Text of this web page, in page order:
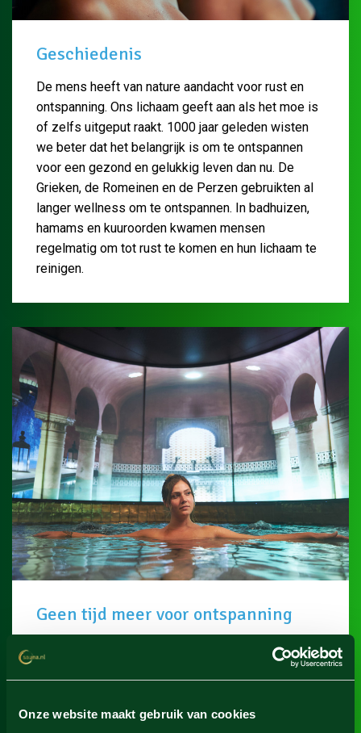
Onze website maakt gebruik van cookies
Geschiedenis
De mens heeft van nature aandacht voor rust en
ontspanning. Ons lichaam geeft aan als het moe is
of zelfs uitgeput raakt. 1000 jaar geleden wisten
we beter dat het belangrijk is om te ontspannen
voor een gezond en gelukkig leven dan nu. De
Grieken, de Romeinen en de Perzen gebruikten al
langer wellness om te ontspannen. In badhuizen,
hamams en kuuroorden kwamen mensen
regelmatig om tot rust te komen en hun lichaam te
reinigen.
Geen tijd meer voor ontspanning
Er is in de tussentijd een hoop veranderd, zeker de
laatste jaren. Het leven in de 21e eeuw is een stuk
druk. En vaak zelfs een beetje te druk. Daarom kan